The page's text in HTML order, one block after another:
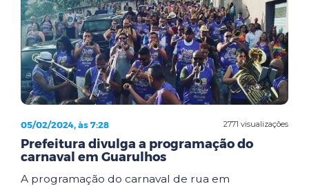
2771 visualizações
05/02/2024, às 7:28
Prefeitura divulga a programação do
carnaval em Guarulhos
A programação do carnaval de rua em